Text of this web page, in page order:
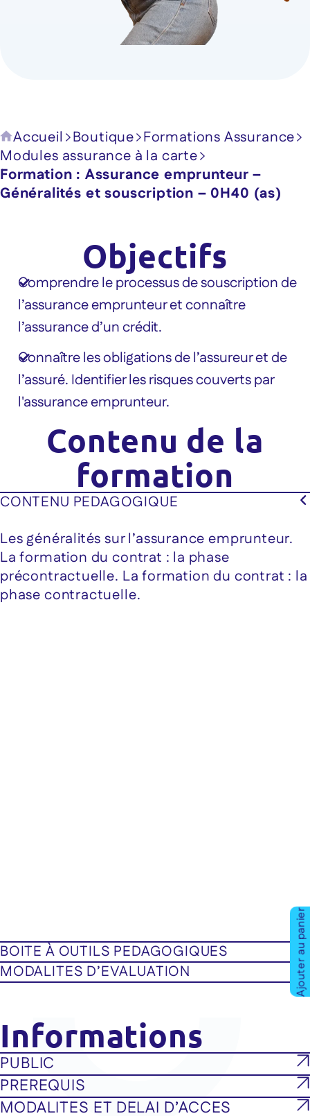
Ajouter au panier
Accueil Boutique Formations Assurance
Modules assurance à la carte
Formation : Assurance emprunteur –
Généralités et souscription – 0H40 (as)
Objectifs
Comprendre le processus de souscription de
l’assurance emprunteur et connaître
l’assurance d’un crédit.
Connaître les obligations de l’assureur et de
l’assuré. Identifier les risques couverts par
l'assurance emprunteur.
Contenu de la
formation
CONTENU PEDAGOGIQUE
Les généralités sur l’assurance emprunteur.
La formation du contrat : la phase
précontractuelle. La formation du contrat : la
phase contractuelle.
BOITE À OUTILS PEDAGOGIQUES
MODALITES D’EVALUATION
Informations
PUBLIC
PREREQUIS
MODALITES ET DELAI D’ACCES